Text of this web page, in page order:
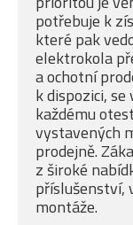
potřebuje k
které pak
elektrokola
a ochotní
k dispozici,
každému
vystavených
prodejně.
z široké
příslušenství,
montáže.